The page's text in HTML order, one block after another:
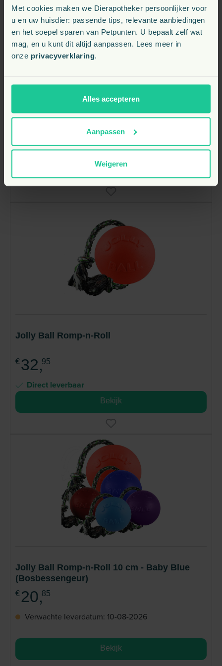
Met cookies maken we Dierapotheker persoonlijker voor
u en uw huisdier: passende tips, relevante aanbiedingen
en het soepel sparen van Petpunten. U bepaalt zelf wat
mag, en u kunt dit altijd aanpassen. Lees meer in
onze privacyverklaring.
Alles accepteren
Aanpassen
Weigeren
ontwerpen stimuleert Jolly Pets het natuurlijke
speelgedrag van honden, zoals apporteren, duwen,
trekken en achtervolgen. De producten zijn ontworpen
om langdurig speelplezier te bieden, zelfs voor
krachtige kauwers.Lees meer
€15,55
Verwachte leverdatum: 10-08-2026
Bekijk
Jolly Ball Romp-n-Roll
€ 32,95
Direct leverbaar
Bekijk
Jolly Ball Romp-n-Roll 10 cm - Baby Blue
(Bosbessengeur)
€ 20,85
Verwachte leverdatum: 10-08-2026
Bekijk